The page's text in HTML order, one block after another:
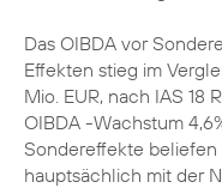
Das OIBDA vor
Effekten stieg im
Mio. EUR, nach IAS
OIBDA -Wachstum
Sondereffekte beliefen
hauptsächlich mit der